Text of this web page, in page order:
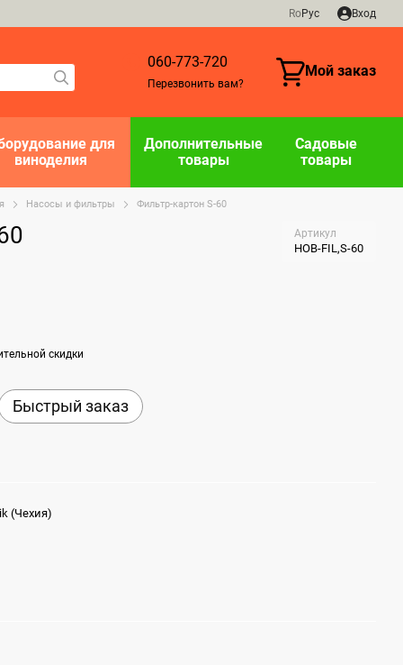
RoРус Вход
060-773-720
Перезвонить вам?
Мой заказ
для
виноделия
Дополнительные
товары
Садовые
товары
Насосы и фильтры Фильтр-картон S-60
Артикул
HOB-FIL,S-60
скидки
Быстрый заказ
(Чехия)